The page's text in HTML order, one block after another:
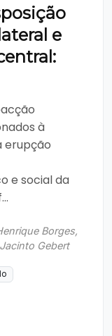
e
à
erupção
e social da
Borges,
Gebert